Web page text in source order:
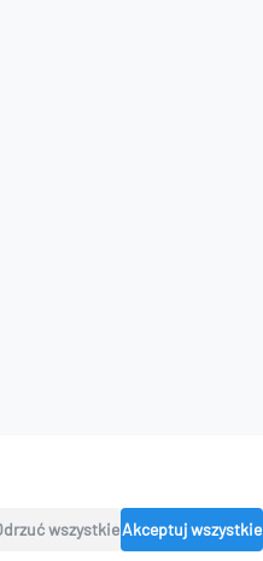
wszystkieAkceptuj wszystkie